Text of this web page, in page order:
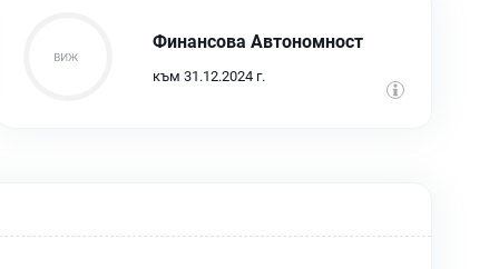
Финансова Автономност
към 31.12.2024 г.